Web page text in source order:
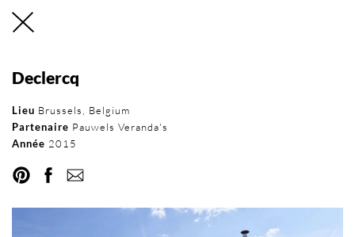
Declercq
Lieu Brussels, Belgium
Partenaire Pauwels Veranda's
Année 2015
Réseau international
DEVENEZ PARTENAIRE